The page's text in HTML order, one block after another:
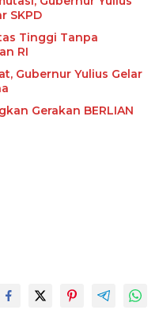
SKPD
Tinggi Tanpa
RI
Gubernur Yulius Gelar
Gerakan BERLIAN